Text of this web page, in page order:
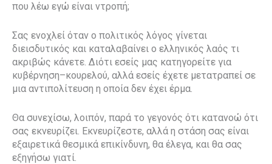
που λέω εγώ είναι ντροπή;
Σας ενοχλεί όταν ο πολιτικός λόγος γίνεται
διεισδυτικός και καταλαβαίνει ο ελληνικός λαός τι
ακριβώς κάνετε. Διότι εσείς μας κατηγορείτε για
κυβέρνηση–κουρελού, αλλά εσείς έχετε μετατραπεί σε
μια αντιπολίτευση η οποία δεν έχει έρμα.
Θα συνεχίσω, λοιπόν, παρά το γεγονός ότι κατανοώ ότι
σας εκνευρίζει. Εκνευρίζεστε, αλλά η στάση σας είναι
εξαιρετικά θεσμικά επικίνδυνη, θα έλεγα, και θα σας
εξηγήσω γιατί.